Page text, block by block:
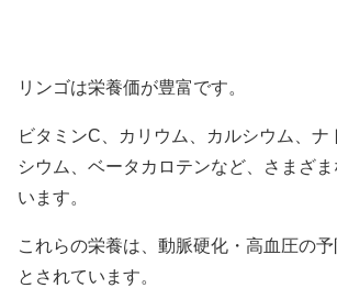
リンゴは栄養価が豊富です。
ビタミンC、カリウム、カルシウム、ナ
シウム、ベータカロテンなど、さまざ
います。
これらの栄養は、動脈硬化・高血圧の
とされています。